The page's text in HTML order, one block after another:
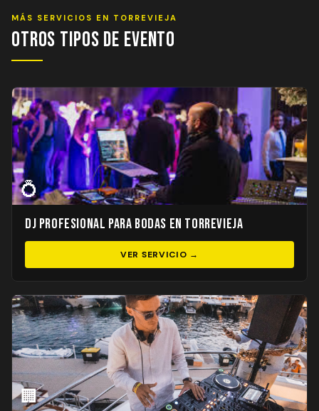
MÁS SERVICIOS EN TORREVIEJA
Otros Tipos de Evento
💍
DJ Profesional para Bodas en Torrevieja
VER SERVICIO →
🏢